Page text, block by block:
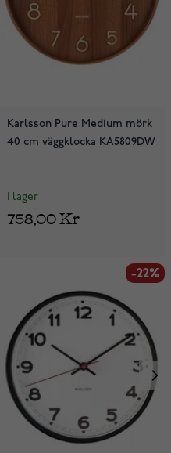
Karlsson Pure Medium mörk
40 cm väggklocka KA5809DW
I lager
758,00 Kr
-22%